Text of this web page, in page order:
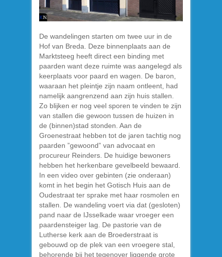
De wandelingen starten om twee uur in de
Hof van Breda. Deze binnenplaats aan de
Marktsteeg heeft direct een binding met
paarden want deze ruimte was aangelegd als
keerplaats voor paard en wagen. De baron,
waaraan het pleintje zijn naam ontleent, had
namelijk aangrenzend aan zijn huis stallen.
Zo blijken er nog veel sporen te vinden te zijn
van stallen die gewoon tussen de huizen in
de (binnen)stad stonden. Aan de
Groenestraat hebben tot de jaren tachtig nog
paarden ”gewoond” van advocaat en
procureur Reinders. De huidige bewoners
hebben het herkenbare gevelbeeld bewaard.
In een video over gebinten (zie onderaan)
komt in het begin het Gotisch Huis aan de
Oudestraat ter sprake met haar rosmolen en
stallen. De wandeling voert via dat (gesloten)
pand naar de IJsselkade waar vroeger een
paardensteiger lag. De pastorie van de
Lutherse kerk aan de Broederstraat is
gebouwd op de plek van een vroegere stal,
behorende bij het tegenover liggende grote